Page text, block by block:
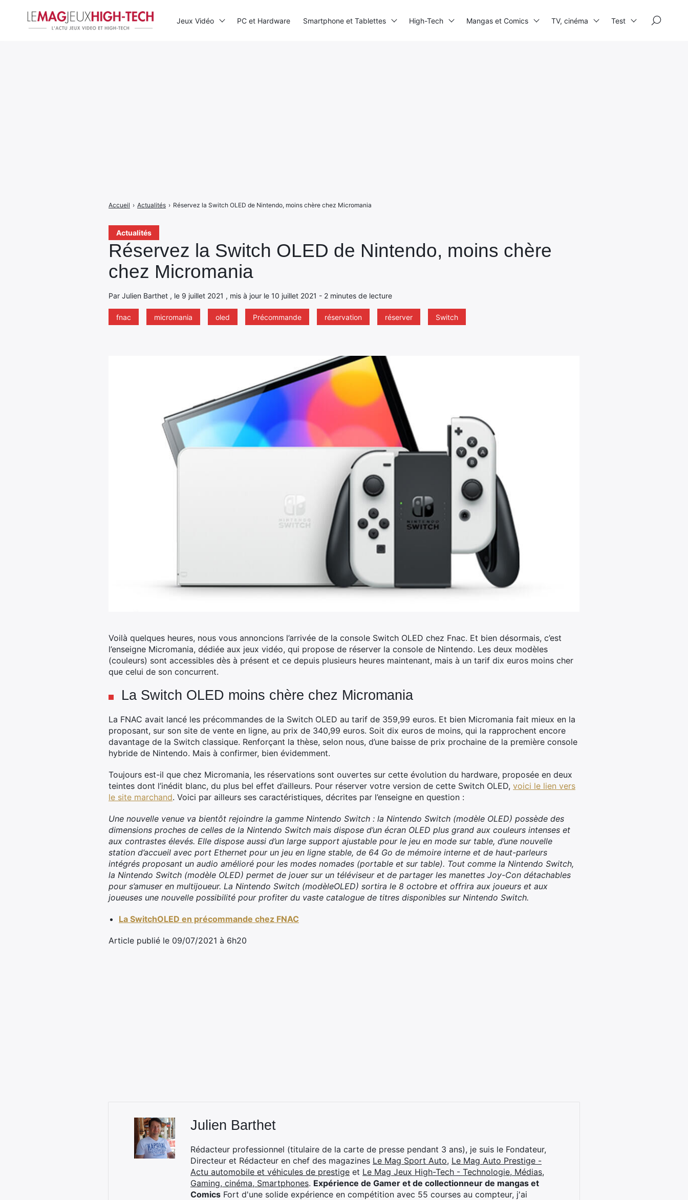
Actualités
Réservez la Switch OLED de Nintendo, moins chère
chez Micromania
Par Julien Barthet , le 9 juillet 2021 , mis à jour le 10 juillet 2021 - 2 minutes de lecture
fnac micromania oled Précommande réservation réserver Switch
Accueil › Actualités › Réservez la Switch OLED de Nintendo, moins chère chez Micromania
Voilà quelques heures, nous vous annoncions l’arrivée de la console Switch OLED chez Fnac. Et bien désormais, c’est
l’enseigne Micromania, dédiée aux jeux vidéo, qui propose de réserver la console de Nintendo. Les deux modèles
(couleurs) sont accessibles dès à présent et ce depuis plusieurs heures maintenant, mais à un tarif dix euros moins cher
que celui de son concurrent.
La Switch OLED moins chère chez Micromania
La FNAC avait lancé les précommandes de la Switch OLED au tarif de 359,99 euros. Et bien Micromania fait mieux en la
proposant, sur son site de vente en ligne, au prix de 340,99 euros. Soit dix euros de moins, qui la rapprochent encore
davantage de la Switch classique. Renforçant la thèse, selon nous, d’une baisse de prix prochaine de la première console
hybride de Nintendo. Mais à confirmer, bien évidemment.
Toujours est-il que chez Micromania, les réservations sont ouvertes sur cette évolution du hardware, proposée en deux
teintes dont l’inédit blanc, du plus bel effet d’ailleurs. Pour réserver votre version de cette Switch OLED, voici le lien vers
le site marchand. Voici par ailleurs ses caractéristiques, décrites par l’enseigne en question :
Une nouvelle venue va bientôt rejoindre la gamme Nintendo Switch : la Nintendo Switch (modèle OLED) possède des
dimensions proches de celles de la Nintendo Switch mais dispose d’un écran OLED plus grand aux couleurs intenses et
aux contrastes élevés. Elle dispose aussi d’un large support ajustable pour le jeu en mode sur table, d’une nouvelle
station d’accueil avec port Ethernet pour un jeu en ligne stable, de 64 Go de mémoire interne et de haut-parleurs
intégrés proposant un audio amélioré pour les modes nomades (portable et sur table). Tout comme la Nintendo Switch,
la Nintendo Switch (modèle OLED) permet de jouer sur un téléviseur et de partager les manettes Joy-Con détachables
pour s’amuser en multijoueur. La Nintendo Switch (modèleOLED) sortira le 8 octobre et offrira aux joueurs et aux
joueuses une nouvelle possibilité pour profiter du vaste catalogue de titres disponibles sur Nintendo Switch.
La SwitchOLED en précommande chez FNAC
Article publié le 09/07/2021 à 6h20
Julien Barthet
Rédacteur professionnel (titulaire de la carte de presse pendant 3 ans), je suis le Fondateur,
Directeur et Rédacteur en chef des magazines Le Mag Sport Auto, Le Mag Auto Prestige -
Actu automobile et véhicules de prestige et Le Mag Jeux High-Tech - Technologie, Médias,
Gaming, cinéma, Smartphones. Expérience de Gamer et de collectionneur de mangas et
Comics Fort d'une solide expérience en compétition avec 55 courses au compteur, j'ai
Jeux Vidéo PC et Hardware Smartphone et Tablettes High-Tech Mangas et Comics TV, cinéma Test